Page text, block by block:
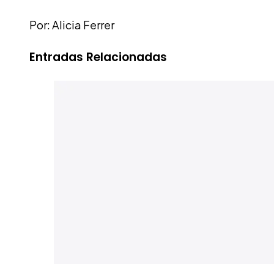
Por: Alicia Ferrer
Entradas Relacionadas